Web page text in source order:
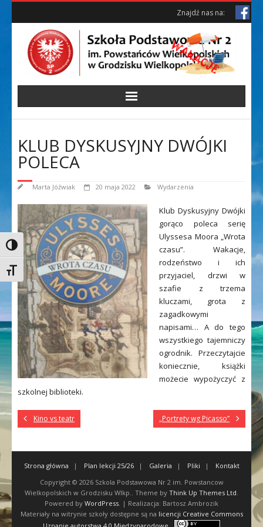
Skip
Toggle High Contrast
Toggle Font size
Skip
Znajdź nas na:
KLUB DYSKUSYJNY DWÓJKI
POLECA
Marta Jóźwiak 20 maja 2022 Wydarzenia
Klub Dyskusyjny Dwójki
gorąco poleca serię
Ulyssesa Moora „Wrota
czasu”. Wakacje,
rodzeństwo i ich
przyjaciel, drzwi w
szafie z trzema
kluczami, grota z
zagadkowymi
napisami… A do tego
wszystkiego tajemniczy
ogrodnik. Przeczytajcie
koniecznie, książki
możecie wypożyczyć z
szkolnej biblioteki.
Kino vs teatr „Portrety wg Picasso”
Strona główna Plan lekcji 25/26 Galeria Pliki
Kontakt
Copyright © 2026 Szkola Podstawowa Nr 2 im. Powstancow
Wielkopolskich w Grodzisku Wlkp.
. Theme by Think Up Themes Ltd
Powered by WordPress . | Realizacja: Bartosz Ambrozik
Materiały na witrynie szkoły dostępne są na licencji Creative Commons